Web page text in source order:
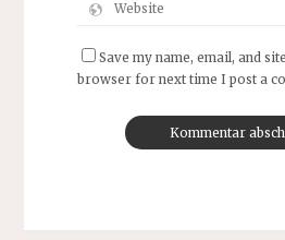
Save my name, email, and
browser for next time I post a